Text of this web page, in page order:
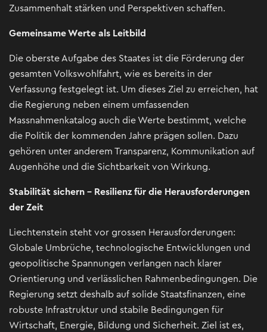
Zusammenhalt stärken und Perspektiven schaffen.
Gemeinsame Werte als Leitbild
Die oberste Aufgabe des Staates ist die Förderung der
gesamten Volkswohlfahrt, wie es bereits in der
Verfassung festgelegt ist. Um dieses Ziel zu erreichen, hat
die Regierung neben einem umfassenden
Massnahmenkatalog auch die Werte bestimmt, welche
die Politik der kommenden Jahre prägen sollen. Dazu
gehören unter anderem Transparenz, Kommunikation auf
Augenhöhe und die Sichtbarkeit von Wirkung.
Stabilität sichern - Resilienz für die Herausforderungen
der Zeit
Liechtenstein steht vor grossen Herausforderungen:
Globale Umbrüche, technologische Entwicklungen und
geopolitische Spannungen verlangen nach klarer
Orientierung und verlässlichen Rahmenbedingungen. Die
Regierung setzt deshalb auf solide Staatsfinanzen, eine
robuste Infrastruktur und stabile Bedingungen für
Wirtschaft, Energie, Bildung und Sicherheit. Ziel ist es,